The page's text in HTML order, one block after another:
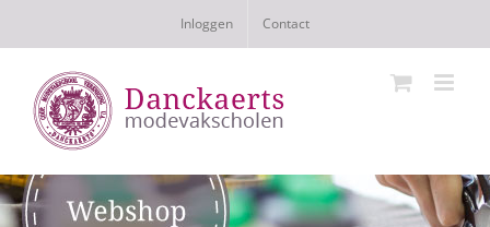
Inloggen Contact